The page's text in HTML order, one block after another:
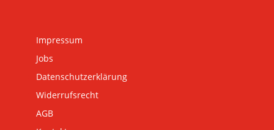
Impressum
Jobs
Datenschutzerklärung
Widerrufsrecht
AGB